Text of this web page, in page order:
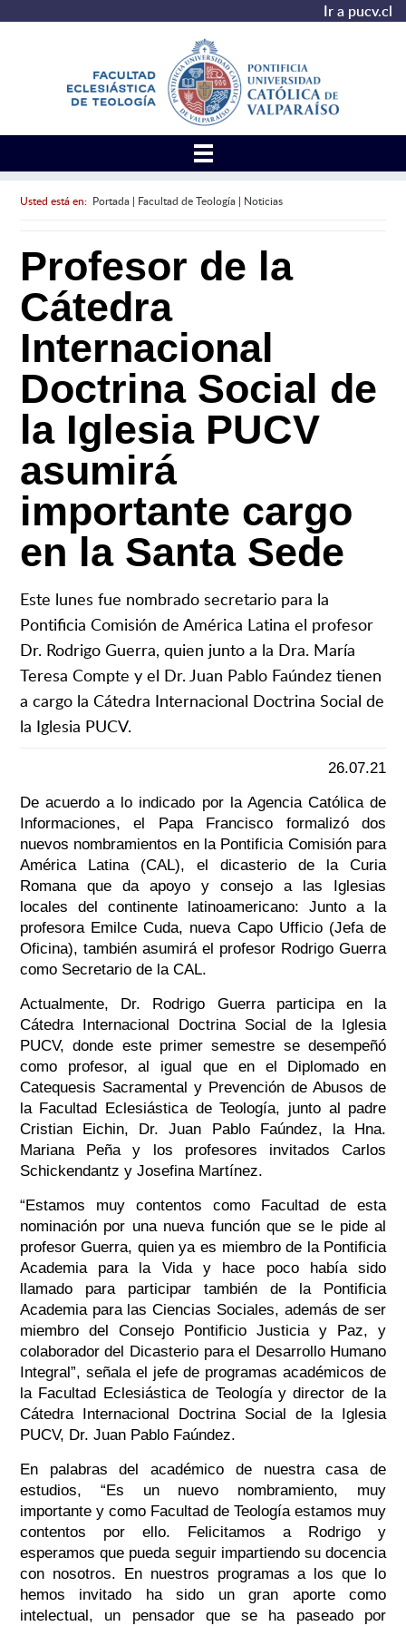
Ir a pucv.cl
Usted está en: Portada| Facultad de Teología| Noticias
Profesor de la
Cátedra
Internacional
Doctrina Social de
la Iglesia PUCV
asumirá
importante cargo
en la Santa Sede
Este lunes fue nombrado secretario para la
Pontificia Comisión de América Latina el profesor
Dr. Rodrigo Guerra, quien junto a la Dra. María
Teresa Compte y el Dr. Juan Pablo Faúndez tienen
a cargo la Cátedra Internacional Doctrina Social de
la Iglesia PUCV.
26.07.21
De acuerdo a lo indicado por la Agencia Católica de
Informaciones, el Papa Francisco formalizó dos
nuevos nombramientos en la Pontificia Comisión para
América Latina (CAL), el dicasterio de la Curia
Romana que da apoyo y consejo a las Iglesias
locales del continente latinoamericano: Junto a la
profesora Emilce Cuda, nueva Capo Ufficio (Jefa de
Oficina), también asumirá el profesor Rodrigo Guerra
como Secretario de la CAL.
Actualmente, Dr. Rodrigo Guerra participa en la
Cátedra Internacional Doctrina Social de la Iglesia
PUCV, donde este primer semestre se desempeñó
como profesor, al igual que en el Diplomado en
Catequesis Sacramental y Prevención de Abusos de
la Facultad Eclesiástica de Teología, junto al padre
Cristian Eichin, Dr. Juan Pablo Faúndez, la Hna.
Mariana Peña y los profesores invitados Carlos
Schickendantz y Josefina Martínez.
“Estamos muy contentos como Facultad de esta
nominación por una nueva función que se le pide al
profesor Guerra, quien ya es miembro de la Pontificia
Academia para la Vida y hace poco había sido
llamado para participar también de la Pontificia
Academia para las Ciencias Sociales, además de ser
miembro del Consejo Pontificio Justicia y Paz, y
colaborador del Dicasterio para el Desarrollo Humano
Integral”, señala el jefe de programas académicos de
la Facultad Eclesiástica de Teología y director de la
Cátedra Internacional Doctrina Social de la Iglesia
PUCV, Dr. Juan Pablo Faúndez.
En palabras del académico de nuestra casa de
estudios, “Es un nuevo nombramiento, muy
importante y como Facultad de Teología estamos muy
contentos por ello. Felicitamos a Rodrigo y
esperamos que pueda seguir impartiendo su docencia
con nosotros. En nuestros programas a los que lo
hemos invitado ha sido un gran aporte como
intelectual, un pensador que se ha paseado por